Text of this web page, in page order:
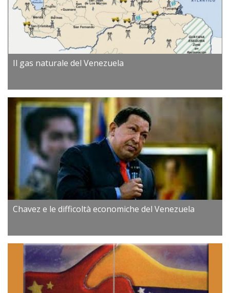
Il gas naturale del Venezuela
Chavez e le difficoltà economiche del Venezuela